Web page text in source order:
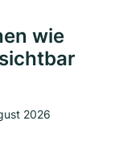
wie
2026